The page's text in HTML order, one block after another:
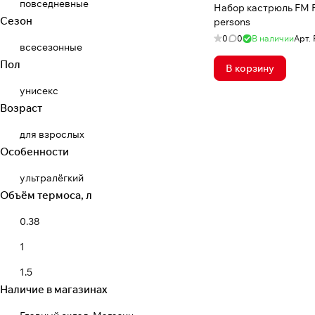
Набор кастрюль FM
persons
0 0 В наличииАрт.
В корзину
повседневные
Сезон
всесезонные
Пол
унисекс
Возраст
для взрослых
Особенности
ультралёгкий
Объём термоса, л
0.38
1
1.5
Наличие в магазинах